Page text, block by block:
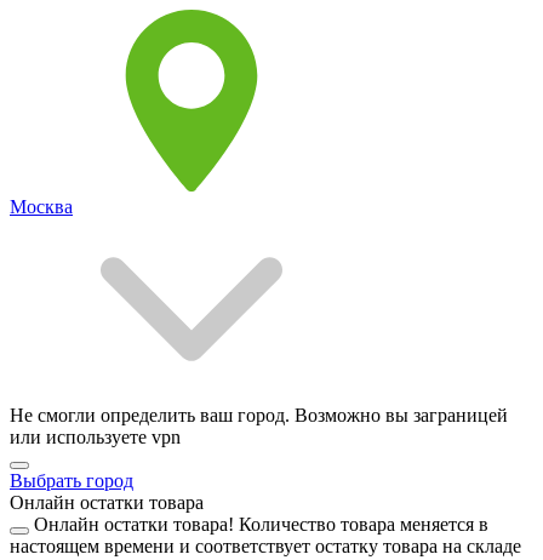
Москва
Не смогли определить ваш город. Возможно вы заграницей
или используете vpn
Выбрать город
Онлайн остатки товара
Онлайн остатки товара! Количество товара меняется в
настоящем времени и соответствует остатку товара на складе